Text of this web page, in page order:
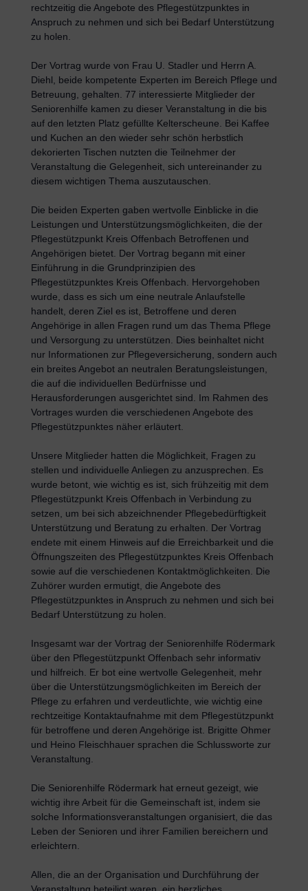
rechtzeitig die Angebote des Pflegestützpunktes in
Anspruch zu nehmen und sich bei Bedarf Unterstützung
zu holen.
Der Vortrag wurde von Frau U. Stadler und Herrn A.
Diehl, beide kompetente Experten im Bereich Pflege und
Betreuung, gehalten. 77 interessierte Mitglieder der
Seniorenhilfe kamen zu dieser Veranstaltung in die bis
auf den letzten Platz gefüllte Kelterscheune. Bei Kaffee
und Kuchen an den wieder sehr schön herbstlich
dekorierten Tischen nutzten die Teilnehmer der
Veranstaltung die Gelegenheit, sich untereinander zu
diesem wichtigen Thema auszutauschen.
Die beiden Experten gaben wertvolle Einblicke in die
Leistungen und Unterstützungsmöglichkeiten, die der
Pflegestützpunkt Kreis Offenbach Betroffenen und
Angehörigen bietet. Der Vortrag begann mit einer
Einführung in die Grundprinzipien des
Pflegestützpunktes Kreis Offenbach. Hervorgehoben
wurde, dass es sich um eine neutrale Anlaufstelle
handelt, deren Ziel es ist, Betroffene und deren
Angehörige in allen Fragen rund um das Thema Pflege
und Versorgung zu unterstützen. Dies beinhaltet nicht
nur Informationen zur Pflegeversicherung, sondern auch
ein breites Angebot an neutralen Beratungsleistungen,
die auf die individuellen Bedürfnisse und
Herausforderungen ausgerichtet sind. Im Rahmen des
Vortrages wurden die verschiedenen Angebote des
Pflegestützpunktes näher erläutert.
Unsere Mitglieder hatten die Möglichkeit, Fragen zu
stellen und individuelle Anliegen zu anzusprechen. Es
wurde betont, wie wichtig es ist, sich frühzeitig mit dem
Pflegestützpunkt Kreis Offenbach in Verbindung zu
setzen, um bei sich abzeichnender Pflegebedürftigkeit
Unterstützung und Beratung zu erhalten. Der Vortrag
endete mit einem Hinweis auf die Erreichbarkeit und die
Öffnungszeiten des Pflegestützpunktes Kreis Offenbach
sowie auf die verschiedenen Kontaktmöglichkeiten. Die
Zuhörer wurden ermutigt, die Angebote des
Pflegestützpunktes in Anspruch zu nehmen und sich bei
Bedarf Unterstützung zu holen.
Insgesamt war der Vortrag der Seniorenhilfe Rödermark
über den Pflegestützpunkt Offenbach sehr informativ
und hilfreich. Er bot eine wertvolle Gelegenheit, mehr
über die Unterstützungsmöglichkeiten im Bereich der
Pflege zu erfahren und verdeutlichte, wie wichtig eine
rechtzeitige Kontaktaufnahme mit dem Pflegestützpunkt
für betroffene und deren Angehörige ist. Brigitte Ohmer
und Heino Fleischhauer sprachen die Schlussworte zur
Veranstaltung.
Die Seniorenhilfe Rödermark hat erneut gezeigt, wie
wichtig ihre Arbeit für die Gemeinschaft ist, indem sie
solche Informationsveranstaltungen organisiert, die das
Leben der Senioren und ihrer Familien bereichern und
erleichtern.
Allen, die an der Organisation und Durchführung der